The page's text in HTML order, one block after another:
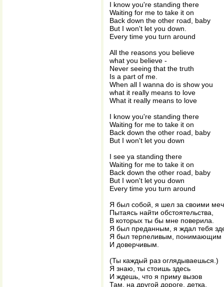
I know you're standing there
Waiting for me to take it on
Back down the other road, baby
But I won't let you down.
Every time you turn around
All the reasons you believe
what you believe -
Never seeing that the truth
Is a part of me.
When all I wanna do is show you
what it really means to love
What it really means to love
I know you're standing there
Waiting for me to take it on
Back down the other road, baby
But I won't let you down
I see ya standing there
Waiting for me to take it on
Back down the other road, baby
But I won't let you down
Every time you turn around
Я был собой, я шел за своими
Пытаясь найти обстоятельства,
В которых ты бы мне поверила.
Я был преданным, я ждал тебя
Я был терпеливым, понимающим
И доверчивым.
(Ты каждый раз оглядываешься.)
Я знаю, ты стоишь здесь
И ждешь, что я приму вызов
Там, на другой дороге, детка,